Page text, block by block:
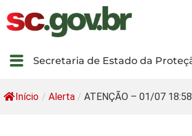
Secretaria de Estado da
Início / Alerta / ATENÇÃO – 01/07